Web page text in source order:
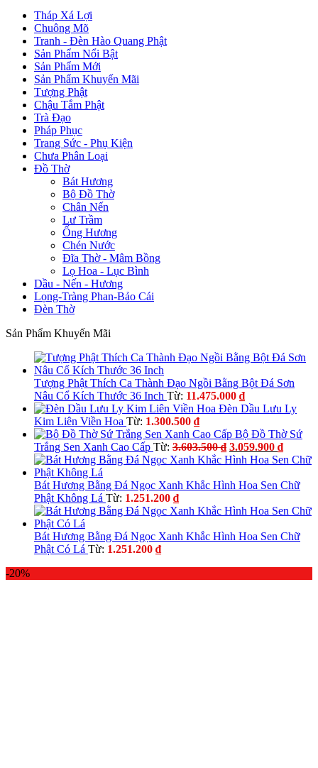
Tháp Xá Lợi
Chuông Mõ
Tranh - Đèn Hào Quang Phật
Sản Phẩm Nổi Bật
Sản Phẩm Mới
Sản Phẩm Khuyến Mãi
Tượng Phật
Chậu Tắm Phật
Trà Đạo
Pháp Phục
Trang Sức - Phụ Kiện
Chưa Phân Loại
Đồ Thờ
Bát Hương
Bộ Đồ Thờ
Chân Nến
Lư Trầm
Ống Hương
Chén Nước
Đĩa Thờ - Mâm Bồng
Lọ Hoa - Lục Bình
Dầu - Nến - Hương
Lọng-Tràng Phan-Bảo Cái
Đèn Thờ
Sản Phẩm Khuyến Mãi
Tượng Phật Thích Ca Thành Đạo Ngồi Bằng Bột Đá Sơn
Nâu Cổ Kích Thước 36 Inch Từ: 11.475.000 ₫
Đèn Dầu Lưu Ly
Kim Liên Viền Hoa Từ: 1.300.500 ₫
Bộ Đồ Thờ Sứ
Trắng Sen Xanh Cao Cấp Từ: 3.603.500₫ Giá
gốc
3.603.500 ₫.
3.059.900 ₫Giá
hiện
là:
Bát Hương Bằng Đá Ngọc Xanh Khắc Hình Hoa Sen Chữ
Phật Không Lá Từ: 1.251.200 ₫
Bát Hương Bằng Đá Ngọc Xanh Khắc Hình Hoa Sen Chữ
Phật Có Lá Từ: 1.251.200 ₫
-20%